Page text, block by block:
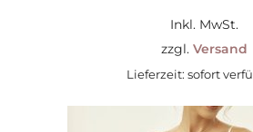
Inkl. MwSt.
zzgl. Versand
Lieferzeit: sofort